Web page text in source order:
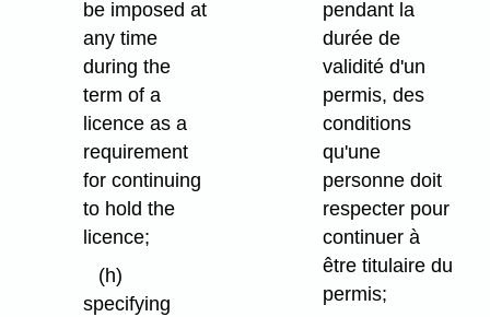
be imposed at
any time
during the
term of a
licence as a
requirement
for continuing
to hold the
licence;
(h)
specifying
pendant la
durée de
validité d'un
permis, des
conditions
qu'une
personne doit
respecter pour
continuer à
être titulaire du
permis;